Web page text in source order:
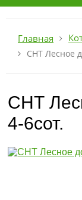
Главная
СНТ Лесное
СНТ
4-6сот.